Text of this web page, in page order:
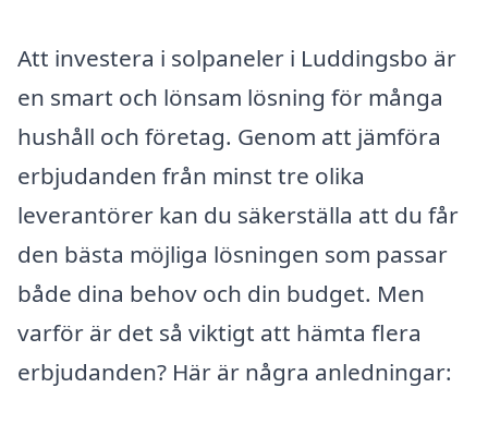
Att investera i solpaneler i Luddingsbo är
en smart och lönsam lösning för många
hushåll och företag. Genom att jämföra
erbjudanden från minst tre olika
leverantörer kan du säkerställa att du får
den bästa möjliga lösningen som passar
både dina behov och din budget. Men
varför är det så viktigt att hämta flera
erbjudanden? Här är några anledningar: